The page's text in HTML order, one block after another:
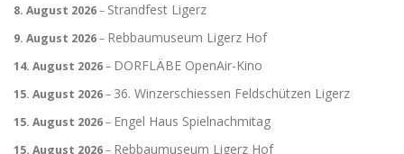
8. August 2026– Strandfest Ligerz
9. August 2026– Rebbaumuseum Ligerz Hof
14. August 2026– DORFLÄBE OpenAir-Kino
15. August 2026– 36. Winzerschiessen Feldschützen Ligerz
15. August 2026– Engel Haus Spielnachmitag
15. August 2026– Rebbaumuseum Ligerz Hof